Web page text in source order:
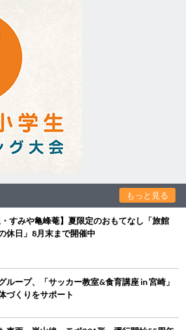
もっと見る
・すみや亀峰菴】夏限定のおもてなし「旅館
休日」8月末まで開催中
ープ、「サッカー教室&食育講座 in 宮崎」
づくりをサポート